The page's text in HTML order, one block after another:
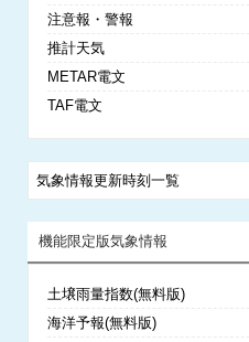
注意報・警報
推計天気
METAR電文
TAF電文
気象情報更新時刻一覧
機能限定版気象情報
土壌雨量指数(無料版)
海洋予報(無料版)